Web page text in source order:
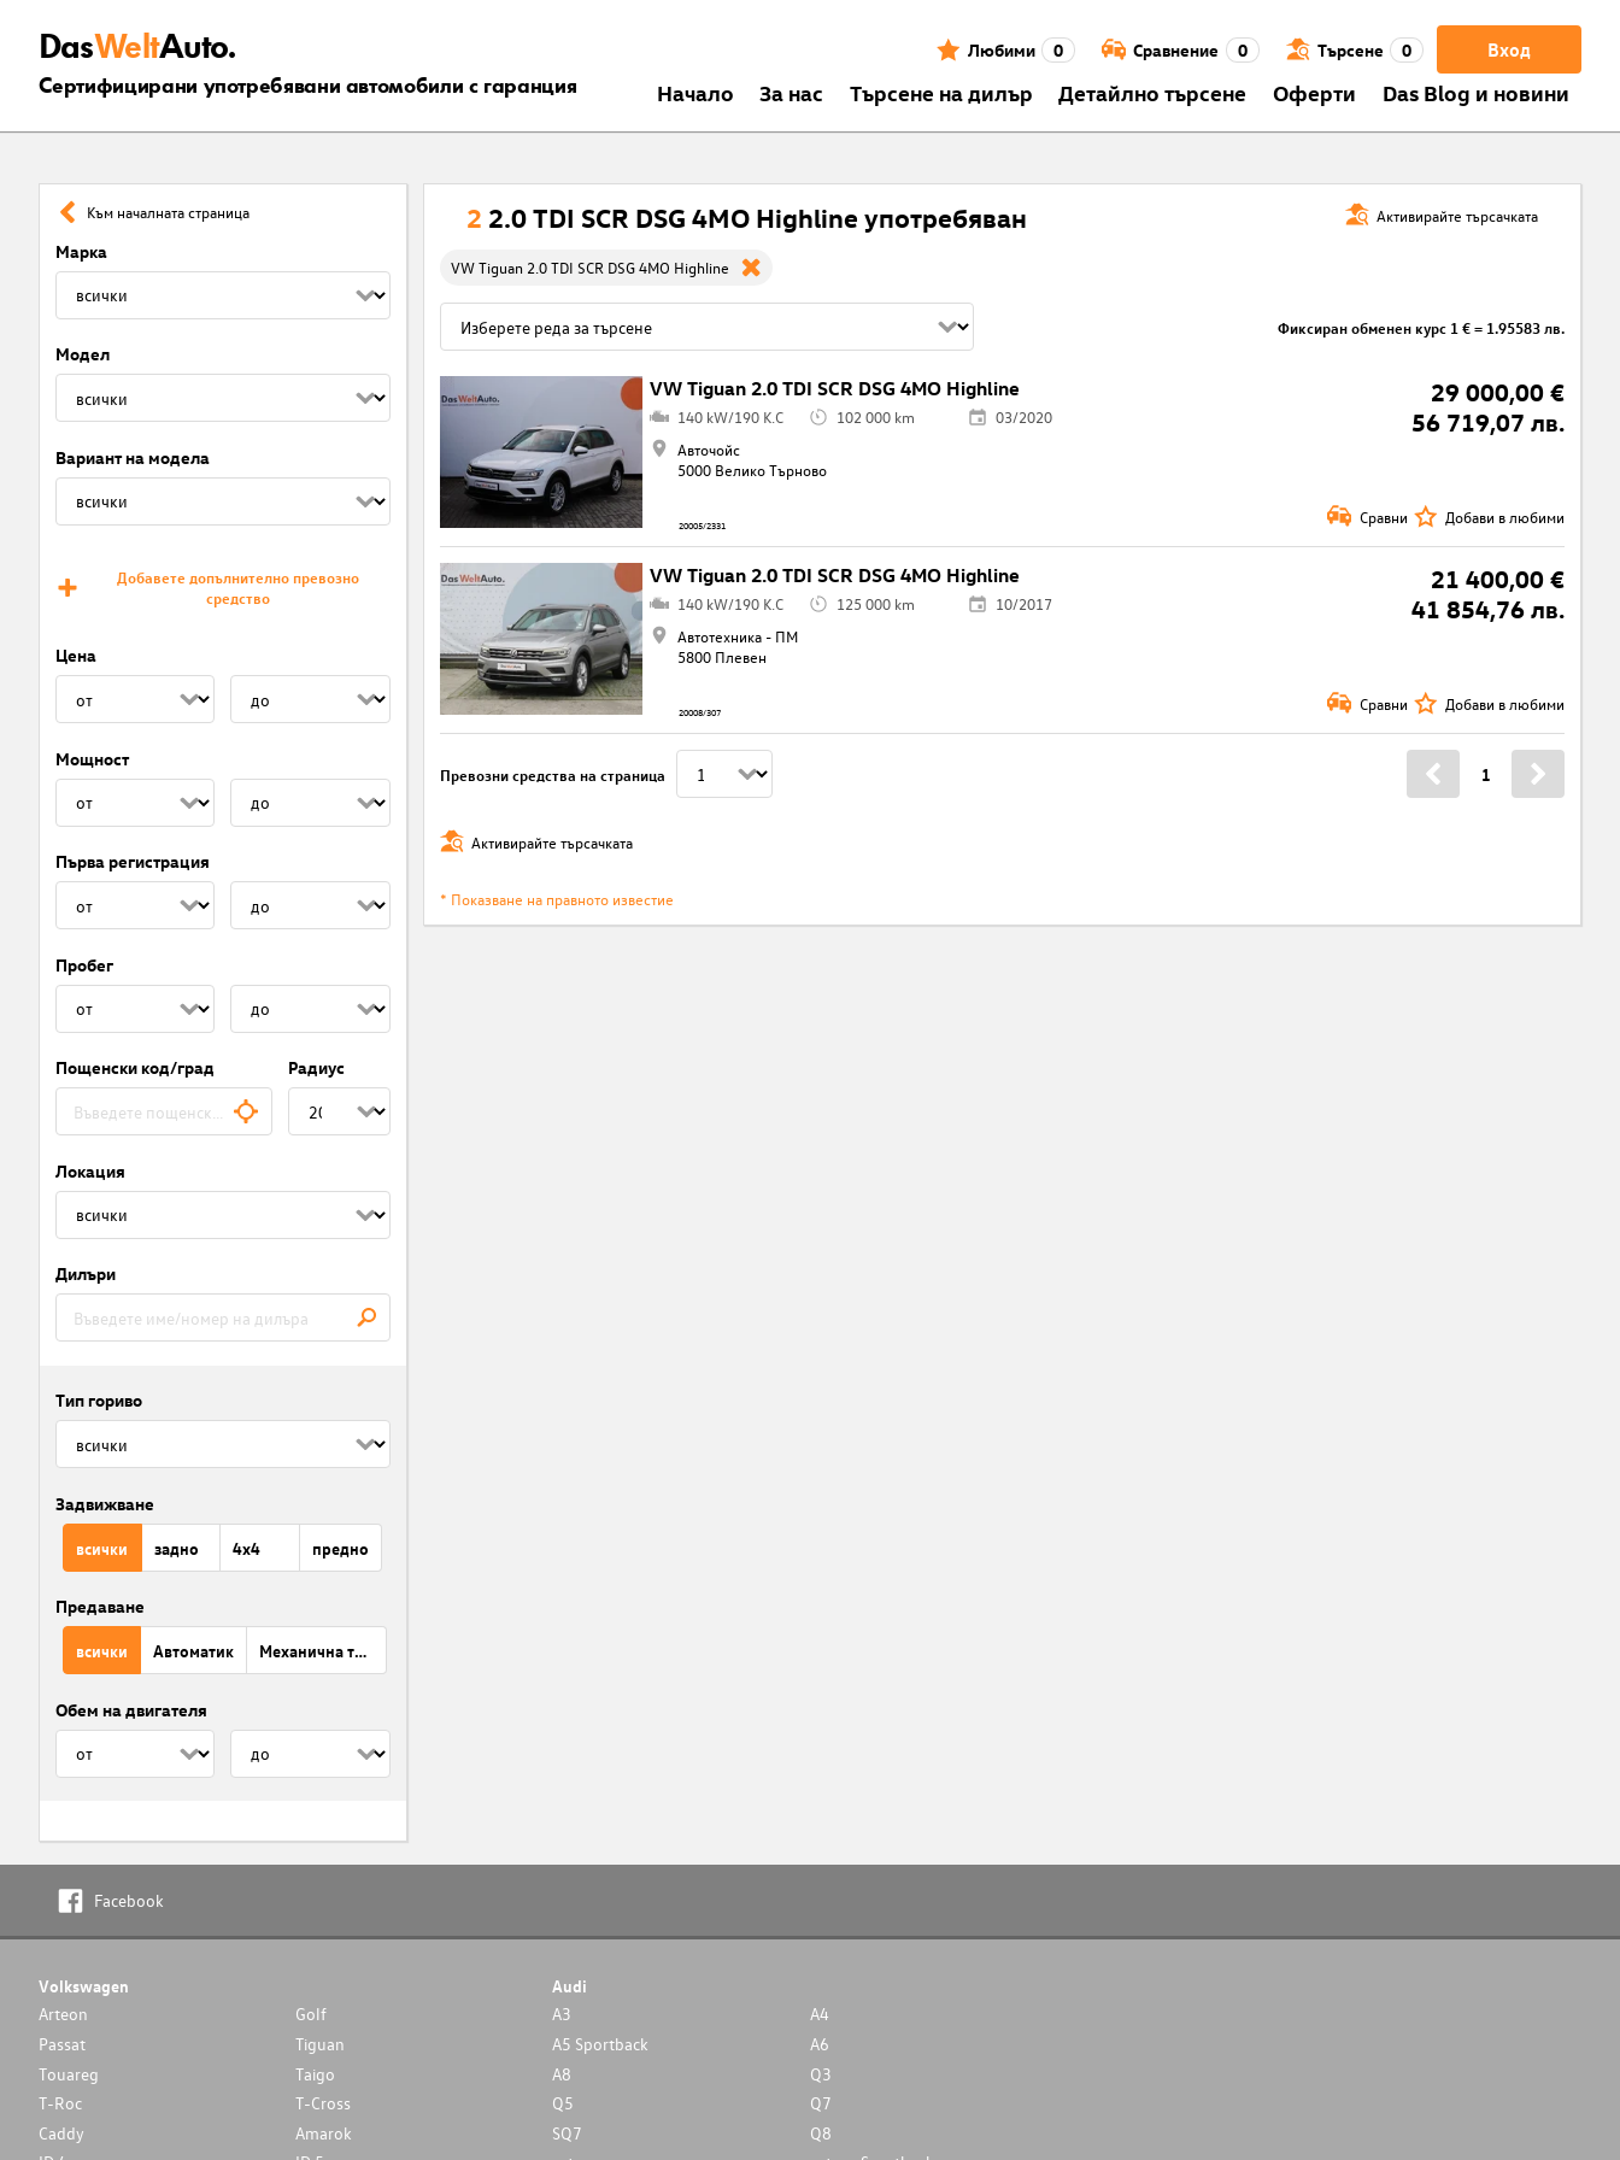
DasWeltAuto.
Сертифицирани употребявани автомобили с гаранция
Вход
Любими 0 Сравнение 0 Търсене 0
Началo За нас Търсене на дилър Детайлно търсене Оферти Das Blog и новини
Към началната страница
Марка
Модел
Вариант на модела
Добавете допълнително превозно
средство
Цена
Мощност
Първа регистрация
Пробег
Пощенски код/град Радиус
Локация
Дилъри
Тип гориво
Задвижване
всички задно 4x4 предно
Предаване
всички Автоматик Механична трансмисия
Обем на двигателя
Активирайте търсачката
2 2.0 TDI SCR DSG 4MO Highline употребяван
VW Tiguan 2.0 TDI SCR DSG 4MO Highline
Фиксиран обменен курс 1 € = 1.95583 лв.
VW Tiguan 2.0 TDI SCR DSG 4MO Highline
29 000,00 €
56 719,07 лв.
140 kW/190 K.C 102 000 km
03/2020
Авточойс
5000 Велико Търново
20005/2331 Сравни Добави в любими
VW Tiguan 2.0 TDI SCR DSG 4MO Highline
21 400,00 €
41 854,76 лв.
140 kW/190 K.C 125 000 km
10/2017
Автотехника - ПМ
5800 Плевен
20008/307 Сравни Добави в любими
Превозни средства на страница 1
Активирайте търсачката
* Показване на правното известие
Facebook
Volkswagen
Arteon
Golf
Passat
Tiguan
Touareg
Taigo
T-Roc
T-Cross
Caddy
Amarok
Audi
A3
A4
A5 Sportback
A6
A8
Q3
Q5
Q7
SQ7
Q8